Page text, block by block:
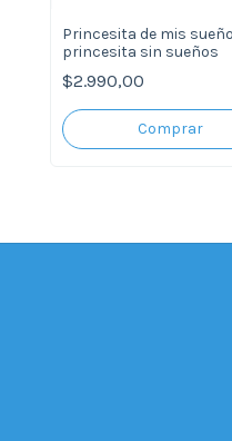
Princesita de mis
princesita sin sueños
$2.990,00